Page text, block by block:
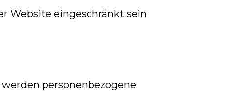
Website eingeschränkt sein
personenbezogene